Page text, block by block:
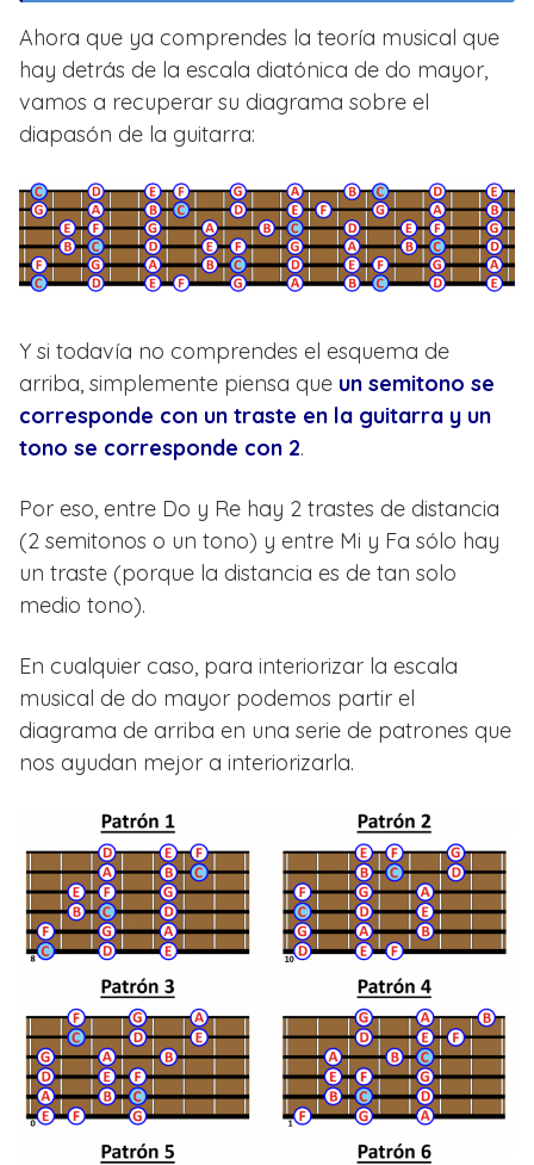
Ahora que ya comprendes la teoría musical que
hay detrás de la escala diatónica de do mayor,
vamos a recuperar su diagrama sobre el
diapasón de la guitarra:
Y si todavía no comprendes el esquema de
arriba, simplemente piensa que un semitono se
corresponde con un traste en la guitarra y un
tono se corresponde con 2.
Por eso, entre Do y Re hay 2 trastes de distancia
(2 semitonos o un tono) y entre Mi y Fa sólo hay
un traste (porque la distancia es de tan solo
medio tono).
En cualquier caso, para interiorizar la escala
musical de do mayor podemos partir el
diagrama de arriba en una serie de patrones que
nos ayudan mejor a interiorizarla.